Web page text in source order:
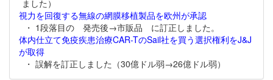
ました）
視力を回復する無線の網膜移植製品を欧州が承認
・ 1段落目の 発売後→市販品 に訂正しました。
体内仕立て免疫疾患治療CAR-TのSail社を買う選択権利をJ&J
が取得
・ 誤解を訂正しました（30億ドル弱→26億ドル弱）